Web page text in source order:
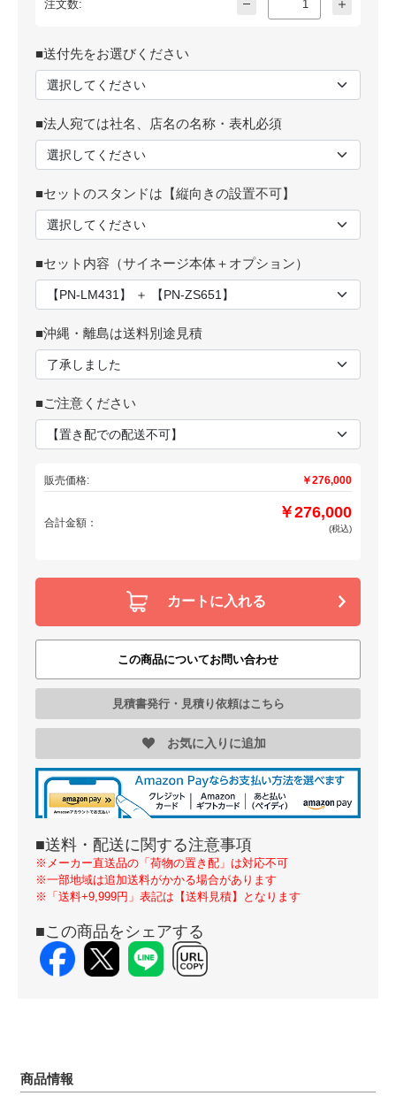
注文数:
■送付先をお選びください
■法人宛ては社名、店名の名称・表札必須
■セットのスタンドは【縦向きの設置不可】
■セット内容（サイネージ本体＋オプション）
■沖縄・離島は送料別途見積
■ご注意ください
販売価格: ￥276,000
合計金額：
￥276,000
(税込)
カートに入れる
この商品についてお問い合わせ
見積書発行・見積り依頼はこちら
お気に入りに追加
■送料・配送に関する注意事項
※メーカー直送品の「荷物の置き配」は対応不可
※一部地域は追加送料がかかる場合があります
※「送料+9,999円」表記は【送料見積】となります
■この商品をシェアする
商品情報